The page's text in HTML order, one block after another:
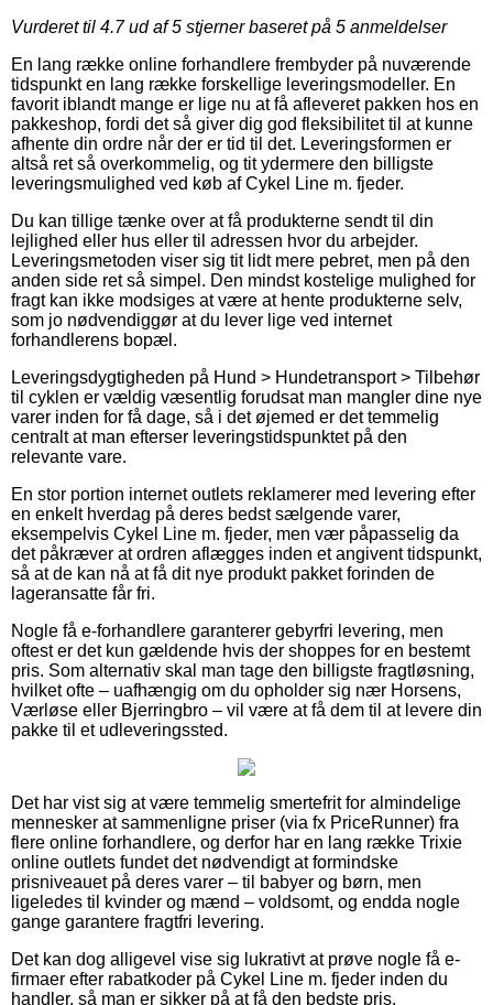
Vurderet til 4.7ud af 5 stjerner baseret på 5 anmeldelser
En lang række online forhandlere frembyder på nuværende
tidspunkt en lang række forskellige leveringsmodeller. En
favorit iblandt mange er lige nu at få afleveret pakken hos en
pakkeshop, fordi det så giver dig god fleksibilitet til at kunne
afhente din ordre når der er tid til det. Leveringsformen er
altså ret så overkommelig, og tit ydermere den billigste
leveringsmulighed ved køb af Cykel Line m. fjeder.
Du kan tillige tænke over at få produkterne sendt til din
lejlighed eller hus eller til adressen hvor du arbejder.
Leveringsmetoden viser sig tit lidt mere pebret, men på den
anden side ret så simpel. Den mindst kostelige mulighed for
fragt kan ikke modsiges at være at hente produkterne selv,
som jo nødvendiggør at du lever lige ved internet
forhandlerens bopæl.
Leveringsdygtigheden på Hund > Hundetransport > Tilbehør
til cyklen er vældig væsentlig forudsat man mangler dine nye
varer inden for få dage, så i det øjemed er det temmelig
centralt at man efterser leveringstidspunktet på den
relevante vare.
En stor portion internet outlets reklamerer med levering efter
en enkelt hverdag på deres bedst sælgende varer,
eksempelvis Cykel Line m. fjeder, men vær påpasselig da
det påkræver at ordren aflægges inden et angivent tidspunkt,
så at de kan nå at få dit nye produkt pakket forinden de
lageransatte får fri.
Nogle få e-forhandlere garanterer gebyrfri levering, men
oftest er det kun gældende hvis der shoppes for en bestemt
pris. Som alternativ skal man tage den billigste fragtløsning,
hvilket ofte – uafhængig om du opholder sig nær Horsens,
Værløse eller Bjerringbro – vil være at få dem til at levere din
pakke til et udleveringssted.
Det har vist sig at være temmelig smertefrit for almindelige
mennesker at sammenligne priser (via fx PriceRunner) fra
flere online forhandlere, og derfor har en lang række Trixie
online outlets fundet det nødvendigt at formindske
prisniveauet på deres varer – til babyer og børn, men
ligeledes til kvinder og mænd – voldsomt, og endda nogle
gange garantere fragtfri levering.
Det kan dog alligevel vise sig lukrativt at prøve nogle få e-
firmaer efter rabatkoder på Cykel Line m. fjeder inden du
handler, så man er sikker på at få den bedste pris.